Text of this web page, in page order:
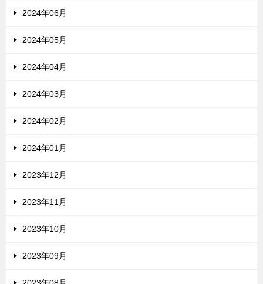
2024年06月
2024年05月
2024年04月
2024年03月
2024年02月
2024年01月
2023年12月
2023年11月
2023年10月
2023年09月